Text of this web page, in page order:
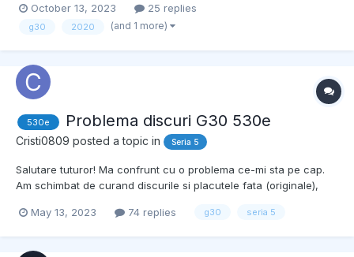
bazic/hifi/surround/individual ci la sistemul classic anterior sau
sistemul nou cu RAM (Receiver Audio...
October 13, 2023 25 replies
g30 2020 (and 1 more)
530e Problema discuri G30 530e
Cristi0809 posted a topic in Seria 5
Salutare tuturor! Ma confrunt cu o problema ce-mi sta pe cap.
Am schimbat de curand discurile si placutele fata (originale),
erau deformate si la franare aveai impresia ca se rupe masina
May 13, 2023 74 replies g30 seria 5